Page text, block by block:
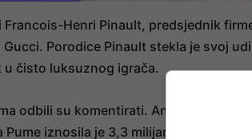
Henri Pinault, predsjednik
Porodice Pinault stekla je svoj
u čisto luksuznog igrača.
odbili su komentirati. Anta nije
Pume iznosila je 3,3 milijarde eura